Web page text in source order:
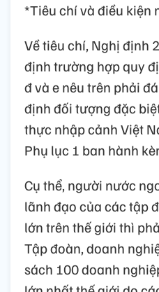
*Tiêu chí và điều kiện
Về tiêu chí, Nghị định
định trường hợp quy
đ và e nêu trên phải
định đối tượng đặc
thực nhập cảnh Việt
Phụ lục 1 ban hành
Cụ thể, người nước
lãnh đạo của các tập
lớn trên thế giới thì
Tập đoàn, doanh
sách 100 doanh